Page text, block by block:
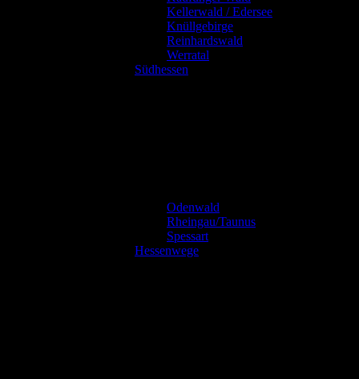
Kellerwald / Edersee
Knüllgebirge
Reinhardswald
Werratal
Südhessen
Odenwald
Rheingau/Taunus
Spessart
Hessenwege